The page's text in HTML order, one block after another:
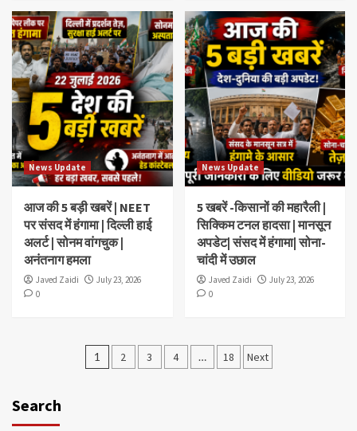
News Update
आज की 5 बड़ी खबरें | NEET
पर संसद में हंगामा | दिल्ली हाई
अलर्ट | सोनम वांगचुक |
अनंतनाग हमला
Javed Zaidi
July 23, 2026
0
News Update
5 खबरें -किसानों की महारैली |
सिक्किम टनल हादसा | मानसून
अपडेट| संसद में हंगामा| सोना-
चांदी में उछाल
Javed Zaidi
July 23, 2026
0
Posts
1 2 3 4 … 18 Next
Search